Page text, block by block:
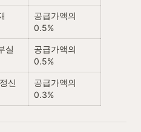
공급가액의
0.5%
실
공급가액의
0.5%
신
공급가액의
0.3%